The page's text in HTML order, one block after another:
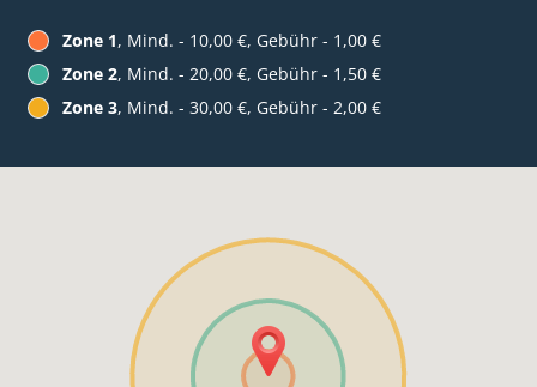
Zone 1, Mind. - 10,00 €, Gebühr - 1,00 €
Zone 2, Mind. - 20,00 €, Gebühr - 1,50 €
Zone 3, Mind. - 30,00 €, Gebühr - 2,00 €